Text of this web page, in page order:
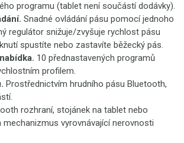
programu (tablet není součástí dodávky).
Snadné ovládání pásu pomocí jednoho
regulátor snižuje/zvyšuje rychlost pásu
spustíte nebo zastavíte běžecký pás.
10 přednastavených programů
profilem.
Prostřednictvím hrudního pásu Bluetooth,
rozhraní, stojánek na tablet nebo
mechanizmus vyrovnávající nerovnosti